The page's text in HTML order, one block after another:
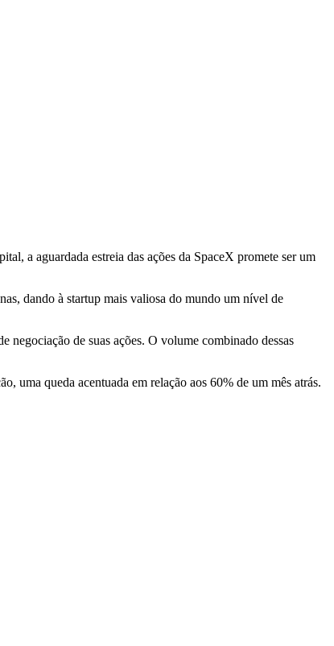
a aguardada estreia das ações da SpaceX promete ser um
dando à startup mais valiosa do mundo um nível de
negociação de suas ações. O volume combinado dessas
uma queda acentuada em relação aos 60% de um mês atrás.